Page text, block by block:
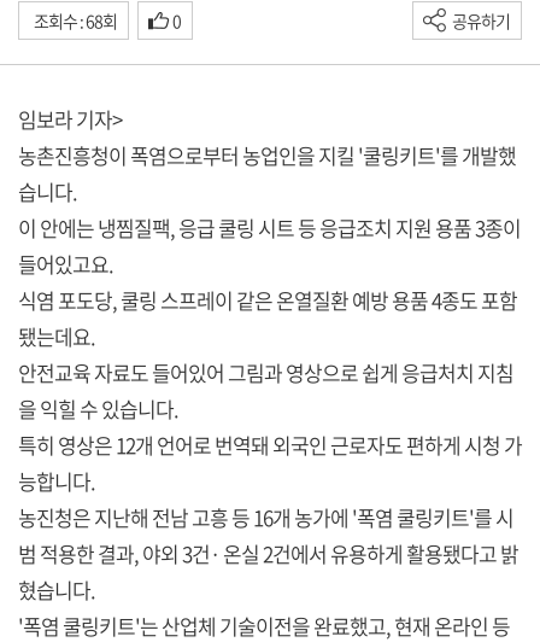
조회수 : 68회 0 공유하기
임보라 기자>
농촌진흥청이 폭염으로부터 농업인을 지킬 '쿨링키트'를 개발했
습니다.
이 안에는 냉찜질팩, 응급 쿨링 시트 등 응급조치 지원 용품 3종이
들어있고요.
식염 포도당, 쿨링 스프레이 같은 온열질환 예방 용품 4종도 포함
됐는데요.
안전교육 자료도 들어있어 그림과 영상으로 쉽게 응급처치 지침
을 익힐 수 있습니다.
특히 영상은 12개 언어로 번역돼 외국인 근로자도 편하게 시청 가
능합니다.
농진청은 지난해 전남 고흥 등 16개 농가에 '폭염 쿨링키트'를 시
범 적용한 결과, 야외 3건· 온실 2건에서 유용하게 활용됐다고 밝
혔습니다.
'폭염 쿨링키트'는 산업체 기술이전을 완료했고, 현재 온라인 등